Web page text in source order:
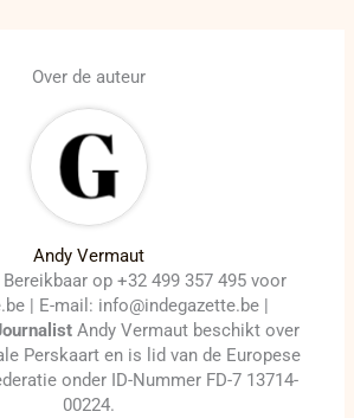
Over de auteur
Andy Vermaut
op +32 499 357 495 voor
| E-mail: info@indegazette.be |
Andy Vermaut beschikt over
Perskaart en is lid van de Europese
onder ID-Nummer FD-7 13714-
00224.